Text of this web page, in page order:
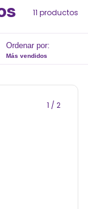
11 productos
Ordenar por:
Más vendidos
1 / 2